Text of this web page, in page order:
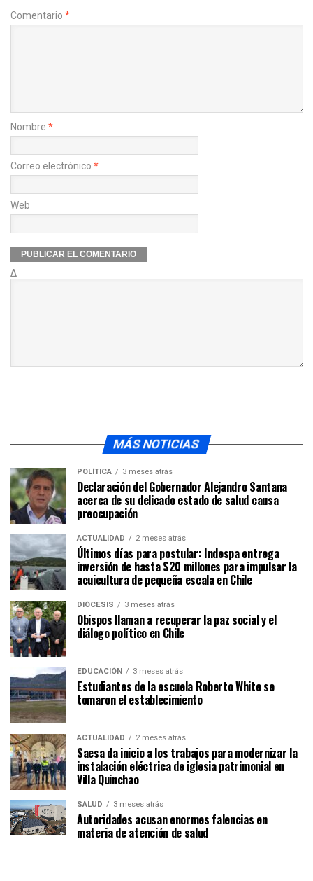
Comentario *
Nombre *
Correo electrónico *
Web
Δ
MÁS NOTICIAS
POLÍTICA 3 meses atrás
Declaración del Gobernador Alejandro Santana
acerca de su delicado estado de salud causa
preocupación
ACTUALIDAD 2 meses atrás
Últimos días para postular: Indespa entrega
inversión de hasta $20 millones para impulsar la
acuicultura de pequeña escala en Chile
DIÓCESIS 3 meses atrás
Obispos llaman a recuperar la paz social y el
diálogo político en Chile
EDUCACIÓN 3 meses atrás
Estudiantes de la escuela Roberto White se
tomaron el establecimiento
ACTUALIDAD 2 meses atrás
Saesa da inicio a los trabajos para modernizar la
instalación eléctrica de iglesia patrimonial en
Villa Quinchao
SALUD 3 meses atrás
Autoridades acusan enormes falencias en
materia de atención de salud